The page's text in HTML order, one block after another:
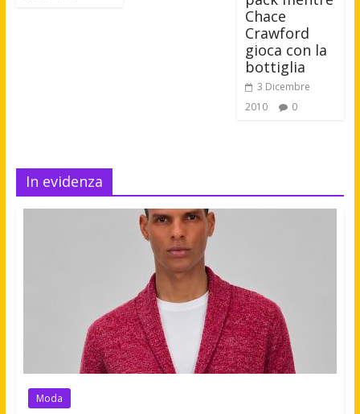
Chace
Crawford
gioca con la
bottiglia
3 Dicembre
2010
0
In evidenza
Moda